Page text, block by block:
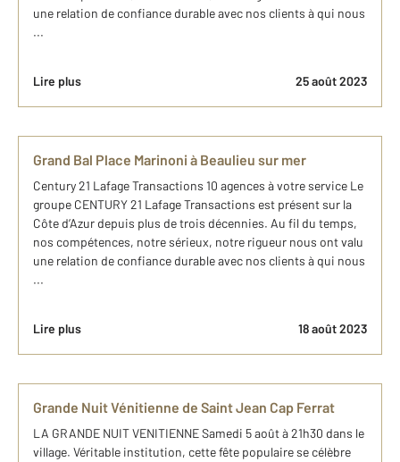
une relation de confiance durable avec nos clients à qui nous
...
Lire plus 25 août 2023
Grand Bal Place Marinoni à Beaulieu sur mer
Century 21 Lafage Transactions 10 agences à votre service Le
groupe CENTURY 21 Lafage Transactions est présent sur la
Côte d’Azur depuis plus de trois décennies. Au fil du temps,
nos compétences, notre sérieux, notre rigueur nous ont valu
une relation de confiance durable avec nos clients à qui nous
...
Lire plus 18 août 2023
Grande Nuit Vénitienne de Saint Jean Cap Ferrat
LA GRANDE NUIT VENITIENNE Samedi 5 août à 21h30 dans le
village. Véritable institution, cette fête populaire se célèbre